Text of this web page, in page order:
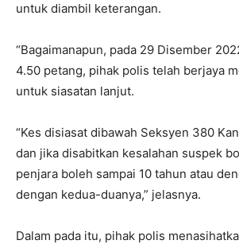
untuk diambil keterangan.
“Bagaimanapun, pada 29 Disember
4.50 petang, pihak polis telah berjaya
untuk siasatan lanjut.
“Kes disiasat dibawah Seksyen 380
dan jika disabitkan kesalahan suspek
penjara boleh sampai 10 tahun atau
dengan kedua-duanya,” jelasnya.
Dalam pada itu, pihak polis